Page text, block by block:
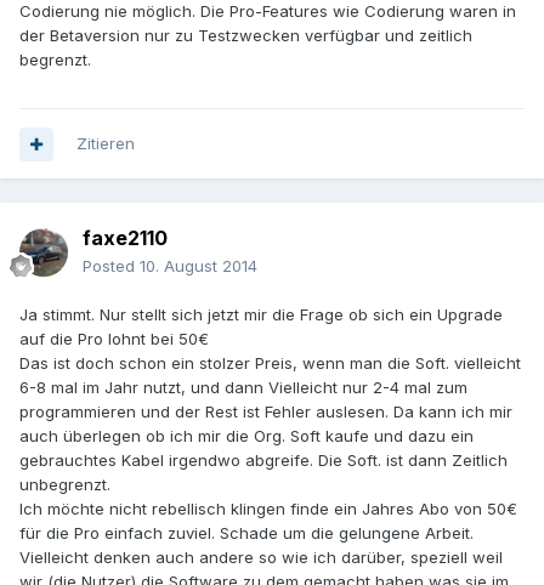
Codierung nie möglich. Die Pro-Features wie Codierung waren in
der Betaversion nur zu Testzwecken verfügbar und zeitlich
begrenzt.
Zitieren
faxe2110
Posted 10. August 2014
Ja stimmt. Nur stellt sich jetzt mir die Frage ob sich ein Upgrade
auf die Pro lohnt bei 50€
Das ist doch schon ein stolzer Preis, wenn man die Soft. vielleicht
6-8 mal im Jahr nutzt, und dann Vielleicht nur 2-4 mal zum
programmieren und der Rest ist Fehler auslesen. Da kann ich mir
auch überlegen ob ich mir die Org. Soft kaufe und dazu ein
gebrauchtes Kabel irgendwo abgreife. Die Soft. ist dann Zeitlich
unbegrenzt.
Ich möchte nicht rebellisch klingen finde ein Jahres Abo von 50€
für die Pro einfach zuviel. Schade um die gelungene Arbeit.
Vielleicht denken auch andere so wie ich darüber, speziell weil